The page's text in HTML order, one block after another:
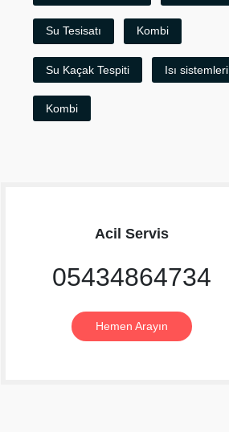
Su Tesisatı Kombi
Su Kaçak Tespiti Isı sistemleri
Kombi
Acil Servis
05434864734
Hemen Arayın